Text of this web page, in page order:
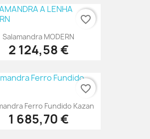
Salamandra MODERN
2 124,58 €
favorite_border
Ferro Fundido Kazan
1 685,70 €
favorite_border